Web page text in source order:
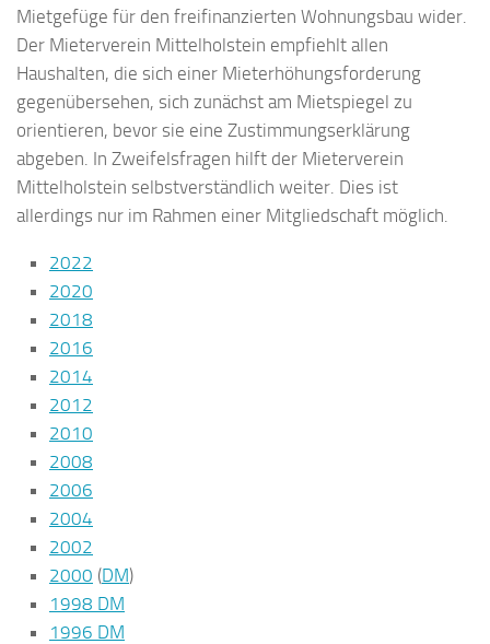
Mietgefüge für den freifinanzierten Wohnungsbau wider.
Der Mieterverein Mittelholstein empfiehlt allen
Haushalten, die sich einer Mieterhöhungsforderung
gegenübersehen, sich zunächst am Mietspiegel zu
orientieren, bevor sie eine Zustimmungserklärung
abgeben. In Zweifelsfragen hilft der Mieterverein
Mittelholstein selbstverständlich weiter. Dies ist
allerdings nur im Rahmen einer Mitgliedschaft möglich.
2022
2020
2018
2016
2014
2012
2010
2008
2006
2004
2002
2000 (DM)
1998 DM
1996 DM